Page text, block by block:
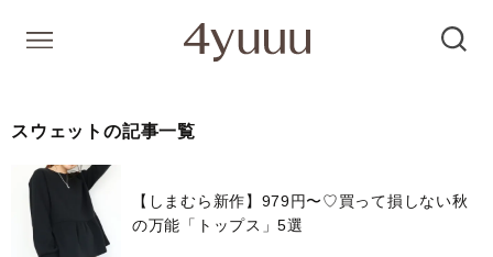
スウェットの記事一覧
【しまむら新作】979円〜♡買って損しない秋
の万能「トップス」5選